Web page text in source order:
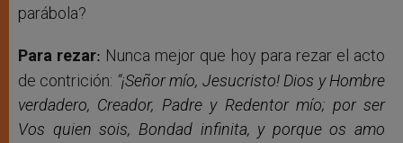
parábola?
Para rezar: Nunca mejor que hoy para rezar el acto
de contrición: “¡Señor mío, Jesucristo! Dios y Hombre
verdadero, Creador, Padre y Redentor mío; por ser
Vos quien sois, Bondad infinita, y porque os amo